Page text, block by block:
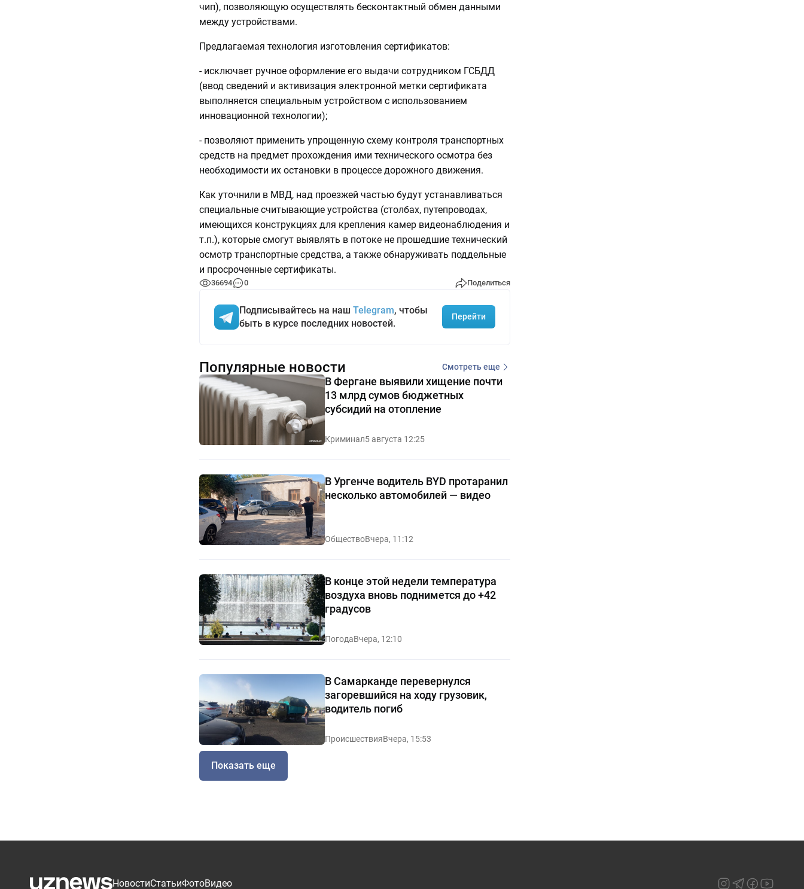
чип), позволяющую осуществлять бесконтактный обмен данными
между устройствами.
Предлагаемая технология изготовления сертификатов:
- исключает ручное оформление его выдачи сотрудником ГСБДД
(ввод сведений и активизация электронной метки сертификата
выполняется специальным устройством с использованием
инновационной технологии);
- позволяют применить упрощенную схему контроля транспортных
средств на предмет прохождения ими технического осмотра без
необходимости их остановки в процессе дорожного движения.
Как уточнили в МВД, над проезжей частью будут устанавливаться
специальные считывающие устройства (столбах, путепроводах,
имеющихся конструкциях для крепления камер видеонаблюдения и
т.п.), которые смогут выявлять в потоке не прошедшие технический
осмотр транспортные средства, а также обнаруживать поддельные
и просроченные сертификаты.
36694 0 Поделиться
Подписывайтесь на наш Telegram, чтобы
быть в курсе последних новостей.
Перейти
Популярные новости Смотреть еще
В Фергане выявили хищение почти
13 млрд сумов бюджетных
субсидий на отопление
Криминал5 августа 12:25
В Ургенче водитель BYD протаранил
несколько автомобилей — видео
ОбществоВчера, 11:12
В конце этой недели температура
воздуха вновь поднимется до +42
градусов
ПогодаВчера, 12:10
В Самарканде перевернулся
загоревшийся на ходу грузовик,
водитель погиб
ПроисшествияВчера, 15:53
Показать еще
НовостиСтатьиФотоВидео